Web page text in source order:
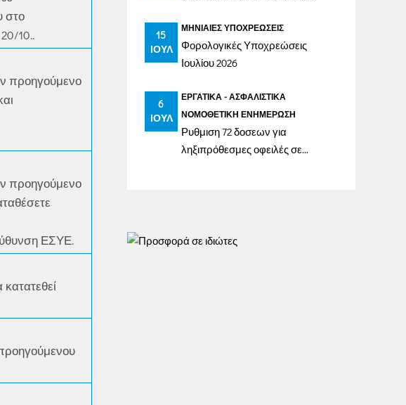
στο
10..
προηγούμενο
προηγούμενο
ΕΣΥΕ.
15
ΙΟΎΛ
ΜΗΝΙΑΊΕΣ ΥΠΟΧΡΕΏΣΕΙΣ
Φορολογικές Υποχρεώσεις
Ιουλίου 2026
6
ΙΟΎΛ
ΕΡΓΑΤΙΚΆ - ΑΣΦΑΛΙΣΤΙΚΆ
ΝΟΜΟΘΕΤΙΚΉ ΕΝΗΜΈΡΩΣΗ
Ρυθμιση 72 δοσεων για
ληξιπρόθεσμες οφειλές σε